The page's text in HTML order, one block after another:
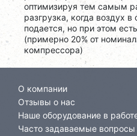
оптимизируя тем самым
разгрузка, когда воздух
подается, но при этом
(примерно 20% от
компрессора)
О компании
Отзывы о нас
Наше оборудование в
Часто задаваемые вопросы